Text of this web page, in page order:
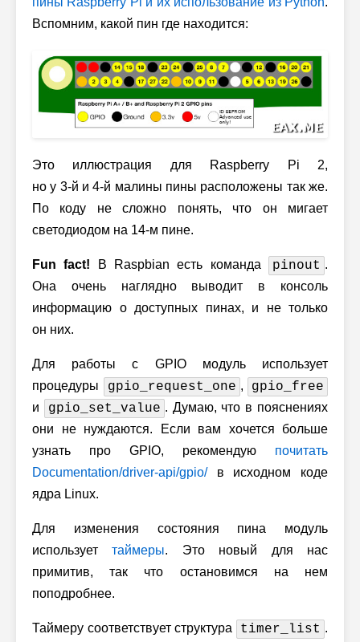
Вспомним, какой пин где находится:
Это иллюстрация для Raspberry Pi 2,
но у 3-й и4-й малины пины расположены так же.
По коду не сложно понять, что он мигает
светодиодом на 14-м пине.
Fun fact! В Raspbian есть команда pinout .
Она очень наглядно выводит в консоль
информацию о доступных пинах, и не только
он них.
Для работы с GPIO модуль использует
процедуры
gpio_request_one , gpio_free
и gpio_set_value . Думаю, что в пояснениях
они не нуждаются. Если вам хочется больше
узнать про GPIO, рекомендую почитать
Documentation/driver-api/gpio/в исходном коде
ядра Linux.
Для изменения состояния пина модуль
используеттаймеры. Это новый для нас
примитив, так что остановимся на нем
поподробнее.
Таймеру соответствует структура timer_list .